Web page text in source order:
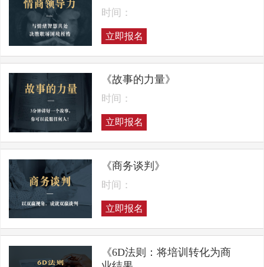
时间：
立即报名
《故事的力量》
时间：
立即报名
《商务谈判》
时间：
立即报名
《6D法则：将培训转化为商